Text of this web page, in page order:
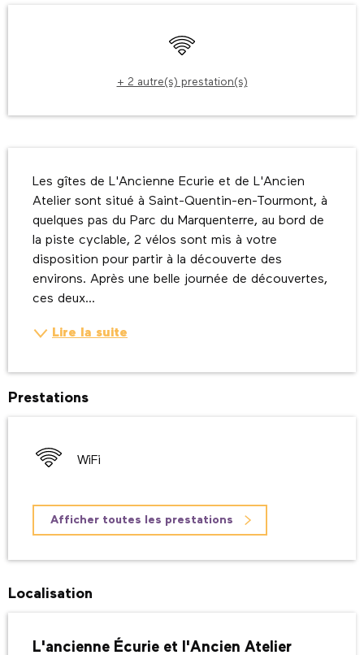
WiFi
+ 2 autre(s) prestation(s)
Les gîtes de L'Ancienne Ecurie et de L'Ancien
Atelier sont situé à Saint-Quentin-en-Tourmont, à
quelques pas du Parc du Marquenterre, au bord de
la piste cyclable, 2 vélos sont mis à votre
disposition pour partir à la découverte des
environs. Après une belle journée de découvertes,
ces deux...
Lire la suite
Prestations
WiFi
Afficher toutes les prestations
Localisation
L'ancienne Écurie et l'Ancien Atelier